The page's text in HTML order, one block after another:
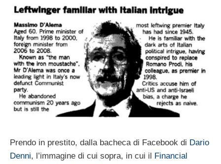
Prendo in prestito, dalla bacheca di Facebook di Dario
Denni, l’immagine di cui sopra, in cui il
Financial